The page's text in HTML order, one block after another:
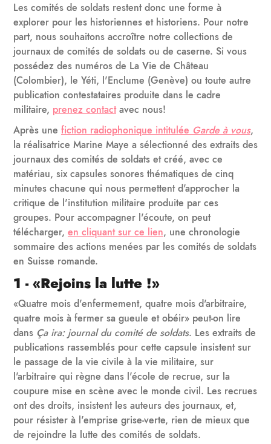
Les comités de soldats restent donc une forme à
explorer pour les historiennes et historiens. Pour notre
part, nous souhaitons accroître notre collections de
journaux de comités de soldats ou de caserne. Si vous
possédez des numéros de La Vie de Château
(Colombier), le Yéti, l'Enclume (Genève) ou toute autre
publication contestataires produite dans le cadre
militaire, prenez contactavec nous!
Après une fiction radiophonique intitulée Garde à vous,
la réalisatrice Marine Maye a sélectionné des extraits des
journaux des comités de soldats et créé, avec ce
matériau, six capsules sonores thématiques de cinq
minutes chacune qui nous permettent d'approcher la
critique de l'institution militaire produite par ces
groupes. Pour accompagner l'écoute, on peut
télécharger, en cliquant sur ce lien, une chronologie
sommaire des actions menées par les comités de soldats
en Suisse romande.
1 - «Rejoins la lutte !»
«Quatre mois d'enfermement, quatre mois d'arbitraire,
quatre mois à fermer sa gueule et obéir» peut-on lire
dans Ça ira: journal du comité de soldats. Les extraits de
publications rassemblés pour cette capsule insistent sur
le passage de la vie civile à la vie militaire, sur
l'arbitraire qui règne dans l'école de recrue, sur la
coupure mise en scène avec le monde civil. Les recrues
ont des droits, insistent les auteurs des journaux, et,
pour résister à l'emprise grise-verte, rien de mieux que
de rejoindre la lutte des comités de soldats.